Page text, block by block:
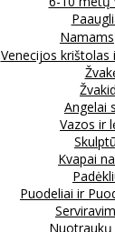
Namams
Venecijos krištolas
Angelai
Vazos ir
Kvapai
Puodeliai ir
Nuotraukų